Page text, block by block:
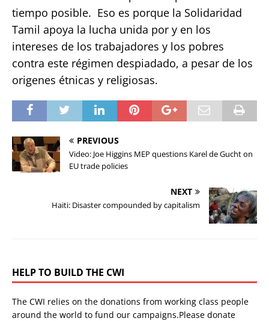
tiempo posible. Eso es porque la Solidaridad
Tamil apoya la lucha unida por y en los
intereses de los trabajadores y los pobres
contra este régimen despiadado, a pesar de los
origenes étnicas y religiosas.
PREVIOUS
Video: Joe Higgins MEP questions Karel de Gucht on
EU trade policies
NEXT
Haiti: Disaster compounded by capitalism
HELP TO BUILD THE CWI
The CWI relies on the donations from working class people
around the world to fund our campaigns.Please donate